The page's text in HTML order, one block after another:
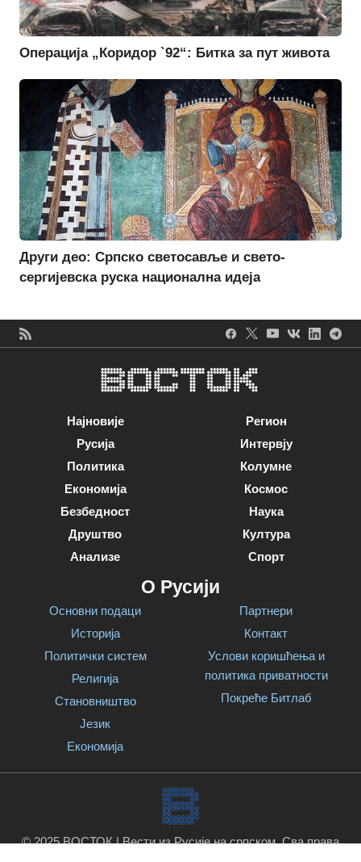
Операција „Коридор `92“: Битка за пут живота
Други део: Српско светосавље и свето-
сергијевска руска национална идеја
Најновије
Русија
Политика
Економија
Безбедност
Друштво
Анализе
Регион
Интервју
Колумне
Космос
Наука
Култура
Спорт
О Русији
Основни подаци
Историја
Политички систем
Религија
Становништво
Језик
Економија
Партнери
Контакт
Услови коришћења и
политика приватности
Покреће Битлаб
© 2025 ВОСТОК | Вести из Русије на српском. Сва права